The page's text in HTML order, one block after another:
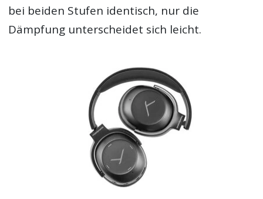
bei beiden Stufen identisch, nur die
Dämpfung unterscheidet sich leicht.